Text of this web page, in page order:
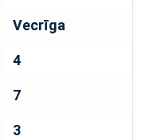
Vecrīga
4
7
3